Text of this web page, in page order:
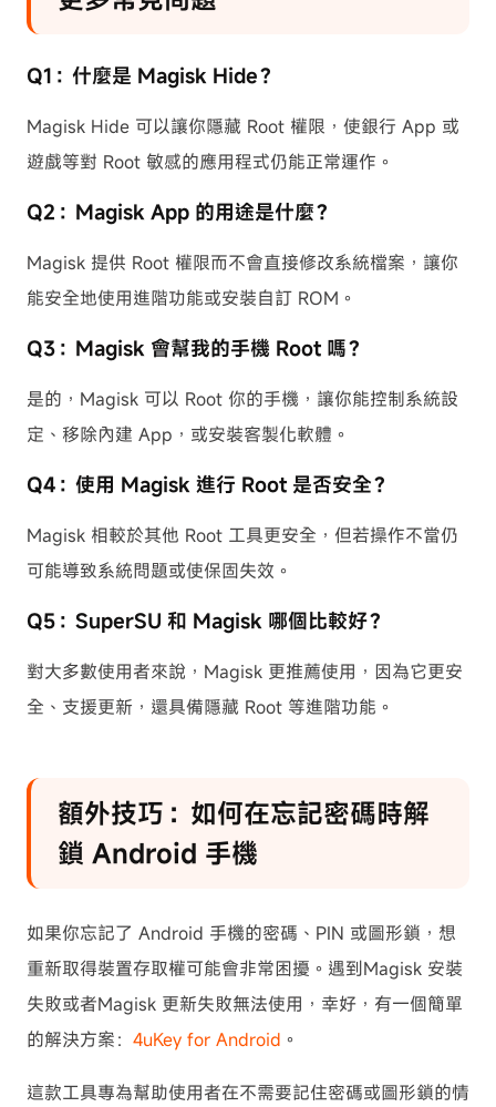
Q1：什麼是 Magisk Hide？
Magisk Hide 可以讓你隱藏 Root 權限，使銀行 App 或
遊戲等對 Root 敏感的應用程式仍能正常運作。
Q2：Magisk App 的用途是什麼？
Magisk 提供 Root 權限而不會直接修改系統檔案，讓你
能安全地使用進階功能或安裝自訂 ROM。
Q3：Magisk 會幫我的手機 Root 嗎？
是的，Magisk 可以 Root 你的手機，讓你能控制系統設
定、移除內建 App，或安裝客製化軟體。
Q4：使用 Magisk 進行 Root 是否安全？
Magisk 相較於其他 Root 工具更安全，但若操作不當仍
可能導致系統問題或使保固失效。
Q5：SuperSU 和 Magisk 哪個比較好？
對大多數使用者來說，Magisk 更推薦使用，因為它更安
全、支援更新，還具備隱藏 Root 等進階功能。
額外技巧：如何在忘記密碼時解
鎖 Android 手機
如果你忘記了 Android 手機的密碼、PIN 或圖形鎖，想
重新取得裝置存取權可能會非常困擾。遇到Magisk 安裝
失敗或者Magisk 更新失敗無法使用，幸好，有一個簡單
的解決方案： 4uKey for Android 。
這款工具專為幫助使用者在不需要記住密碼或圖形鎖的情